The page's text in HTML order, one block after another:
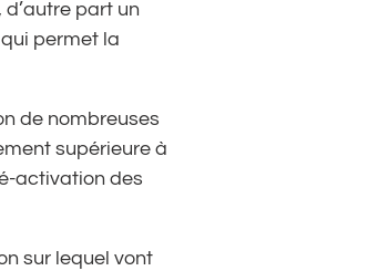
d’autre part un
permet la
de nombreuses
supérieure à
activation des
sur lequel vont